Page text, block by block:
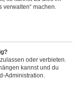
verwalten“ machen.
oder verbieten.
kannst und du
Administration.